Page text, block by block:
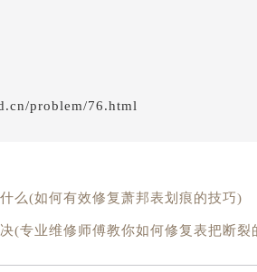
problem/76.html
么(如何有效修复萧邦表划痕的技巧)
(专业维修师傅教你如何修复表把断裂